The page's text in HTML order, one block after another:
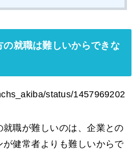
の就職は難しいからできな
status/1457969202
職が難しいのは、企業との
が健常者よりも難しいからで